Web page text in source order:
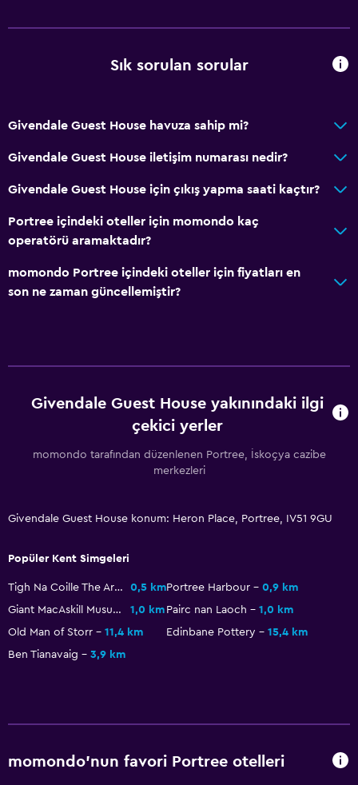
Sık sorulan sorular
Givendale Guest House havuza sahip mi?
Givendale Guest House iletişim numarası nedir?
Givendale Guest House için çıkış yapma saati kaçtır?
Portree içindeki oteller için momondo kaç
operatörü aramaktadır?
momondo Portree içindeki oteller için fiyatları en
son ne zaman güncellemiştir?
Givendale Guest House yakınındaki ilgi
çekici yerler
momondo tarafından düzenlenen Portree, İskoçya cazibe
merkezleri
Givendale Guest House konum: Heron Place, Portree, IV51 9GU
Popüler Kent Simgeleri
Tigh Na Coille The Aros Experience 0,5 kmPortree Harbour
0,9 km
Giant MacAskill Musuem
1,0 km Pairc nan Laoch
1,0 km
Old Man of Storr
11,4 km Edinbane Pottery
15,4 km
Ben Tianavaig
3,9 km
momondo'nun favori Portree otelleri